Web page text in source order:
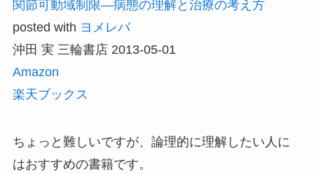
関節可動域制限―病態の理解と治療の考え方
posted with ヨメレバ
沖田 実 三輪書店 2013-05-01
Amazon
楽天ブックス
ちょっと難しいですが、論理的に理解したい人に
はおすすめの書籍です。